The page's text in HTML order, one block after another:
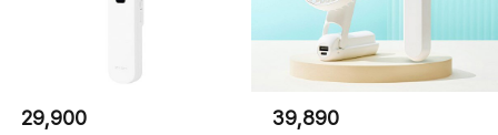
29,900 39,890